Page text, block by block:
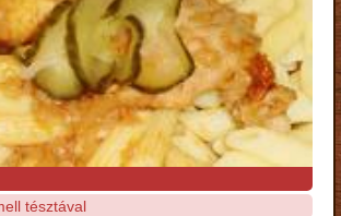
tésztával